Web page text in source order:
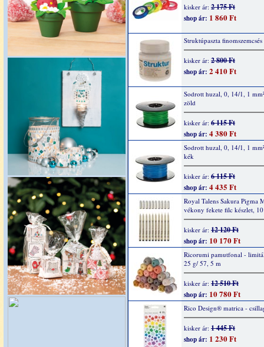
kisker ár: 2 175 Ft
shop ár: 1 860 Ft
Struktúpaszta finomszemcsés
kisker ár: 2 800 Ft
shop ár: 2 410 Ft
Sodrott huzal, 0, 14/1, 1
zöld
kisker ár: 6 115 Ft
shop ár: 4 380 Ft
Sodrott huzal, 0, 14/1, 1
kék
kisker ár: 6 115 Ft
shop ár: 4 435 Ft
Royal Talens Sakura Pigma
vékony fekete filc készlet,
kisker ár: 12 120 Ft
shop ár: 10 170 Ft
Ricorumi pamutfonal -
25 g/ 57, 5 m
kisker ár: 12 510 Ft
shop ár: 10 780 Ft
Rico Design® matrica -
kisker ár: 1 445 Ft
shop ár: 1 230 Ft